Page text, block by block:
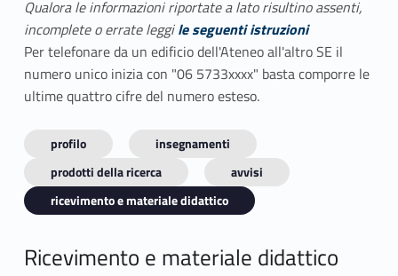
Qualora le informazioni riportate a lato risultino assenti,
incomplete o errate leggile seguenti istruzioni
Per telefonare da un edificio dell'Ateneo all'altro SE il
numero unico inizia con "06 5733xxxx" basta comporre le
ultime quattro cifre del numero esteso.
profilo
insegnamenti
prodotti della ricerca
avvisi
ricevimento e materiale didattico
Ricevimento e materiale didattico